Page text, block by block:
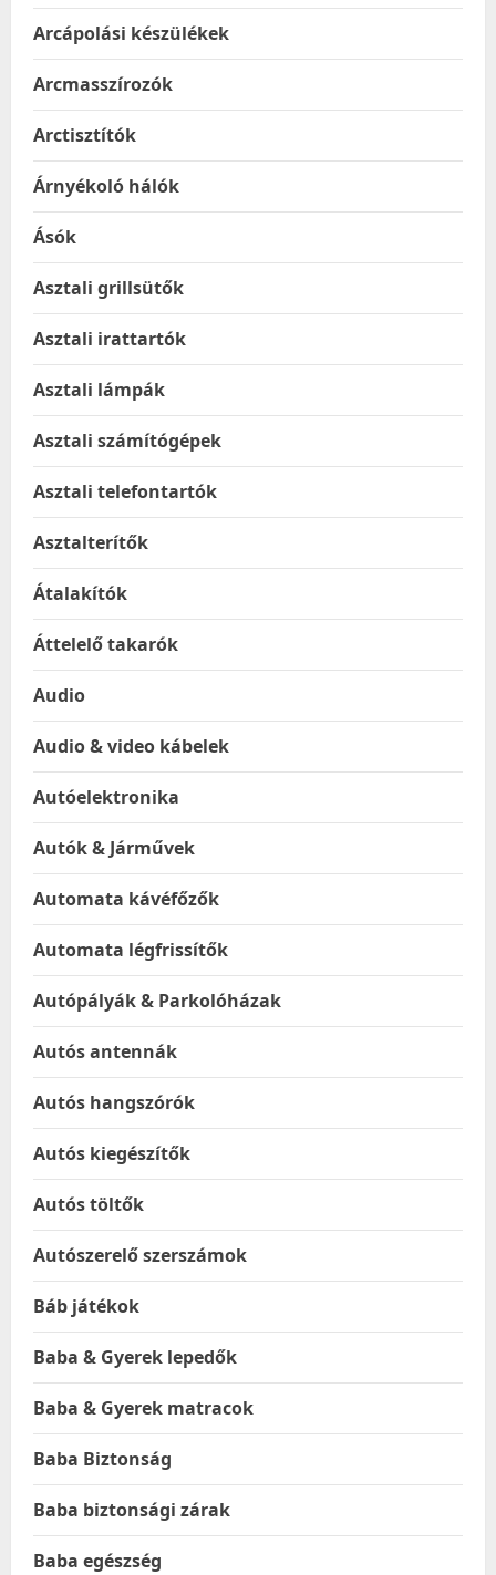
Arcápolási készülékek
Arcmasszírozók
Arctisztítók
Árnyékoló hálók
Ásók
Asztali grillsütők
Asztali irattartók
Asztali lámpák
Asztali számítógépek
Asztali telefontartók
Asztalterítők
Átalakítók
Áttelelő takarók
Audio
Audio & video kábelek
Autóelektronika
Autók & Járművek
Automata kávéfőzők
Automata légfrissítők
Autópályák & Parkolóházak
Autós antennák
Autós hangszórók
Autós kiegészítők
Autós töltők
Autószerelő szerszámok
Báb játékok
Baba & Gyerek lepedők
Baba & Gyerek matracok
Baba Biztonság
Baba biztonsági zárak
Baba egészség